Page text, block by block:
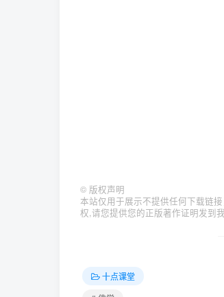
© 版权声明
本站仅用于展示不提供任何下载链
权,请您提供您的正版著作证明发到
十点课堂